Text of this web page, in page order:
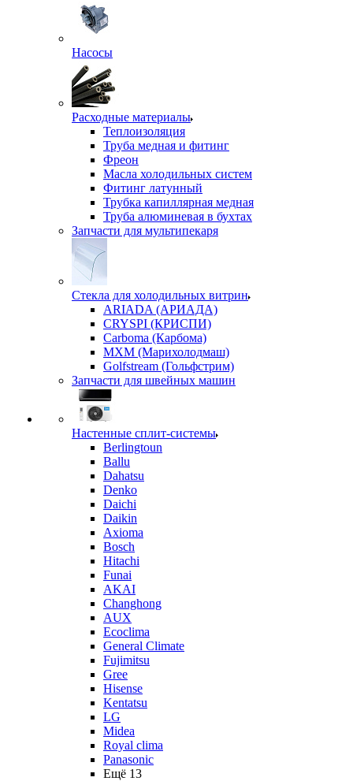
Насосы
Расходные материалы
Теплоизоляция
Труба медная и фитинг
Фреон
Масла холодильных систем
Фитинг латунный
Трубка капиллярная медная
Труба алюминевая в бухтах
Запчасти для мультипекаря
Стекла для холодильных витрин
ARIADA (АРИАДА)
CRYSPI (КРИСПИ)
Carboma (Карбома)
MXM (Марихолодмаш)
Golfstream (Гольфстрим)
Запчасти для швейных машин
Настенные сплит-системы
Berlingtoun
Ballu
Dahatsu
Denko
Daichi
Daikin
Axioma
Bosch
Hitachi
Funai
AKAI
Changhong
AUX
Ecoclima
General Climate
Fujimitsu
Gree
Hisense
Kentatsu
LG
Midea
Royal clima
Panasonic
Ещё 13